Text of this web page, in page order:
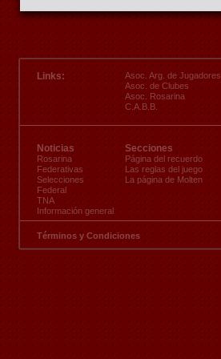
Links:
Asoc. Arg. de Jugadores
Asoc. de Clubes
Asoc. Rosarina
C.A.B.B.
Noticias
Rosarina
Federativas
Selecciones
Federal
TNA
Información general
Secciones
Página del recuerdo
Las reglas del juego
La página de Molten
Términos y Condiciones